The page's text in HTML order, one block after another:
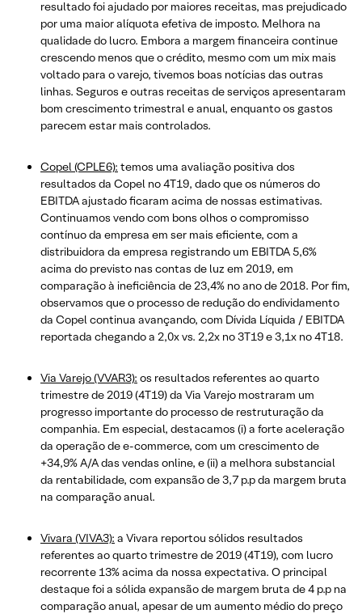
resultado foi ajudado por maiores receitas, mas prejudicado
por uma maior alíquota efetiva de imposto. Melhora na
qualidade do lucro. Embora a margem financeira continue
crescendo menos que o crédito, mesmo com um mix mais
voltado para o varejo, tivemos boas notícias das outras
linhas. Seguros e outras receitas de serviços apresentaram
bom crescimento trimestral e anual, enquanto os gastos
parecem estar mais controlados.
Copel (CPLE6): temos uma avaliação positiva dos
resultados da Copel no 4T19, dado que os números do
EBITDA ajustado ficaram acima de nossas estimativas.
Continuamos vendo com bons olhos o compromisso
contínuo da empresa em ser mais eficiente, com a
distribuidora da empresa registrando um EBITDA 5,6%
acima do previsto nas contas de luz em 2019, em
comparação à ineficiência de 23,4% no ano de 2018. Por fim,
observamos que o processo de redução do endividamento
da Copel continua avançando, com Dívida Líquida / EBITDA
reportada chegando a 2,0x vs. 2,2x no 3T19 e 3,1x no 4T18.
Via Varejo (VVAR3): os resultados referentes ao quarto
trimestre de 2019 (4T19) da Via Varejo mostraram um
progresso importante do processo de restruturação da
companhia. Em especial, destacamos (i) a forte aceleração
da operação de e-commerce, com um crescimento de
+34,9% A/A das vendas online, e (ii) a melhora substancial
da rentabilidade, com expansão de 3,7 p.p da margem bruta
na comparação anual.
Vivara (VIVA3): a Vivara reportou sólidos resultados
referentes ao quarto trimestre de 2019 (4T19), com lucro
recorrente 13% acima da nossa expectativa. O principal
destaque foi a sólida expansão de margem bruta de 4 p.p na
comparação anual, apesar de um aumento médio do preço